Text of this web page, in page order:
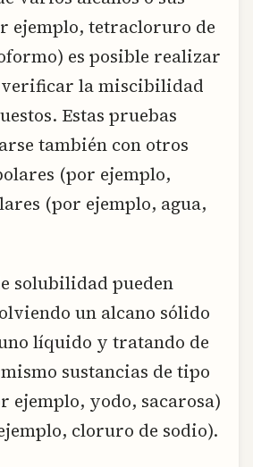
ejemplo, tetracloruro de
es posible realizar
la miscibilidad
Estas pruebas
también con otros
(por ejemplo,
(por ejemplo, agua,
solubilidad pueden
un alcano sólido
líquido y tratando de
sustancias de tipo
ejemplo, yodo, sacarosa)
cloruro de sodio).